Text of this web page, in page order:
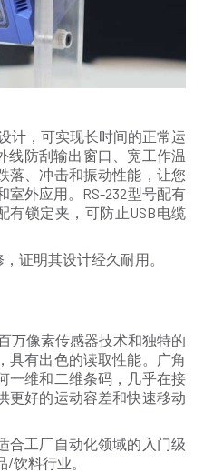
计，可实现长时间的正常运
线防刮输出窗口、宽工作温
落、冲击和振动性能，让您
室外应用。RS-232型号配有
有锁定夹，可防止USB电缆
证明其设计经久耐用。
万像素传感器技术和独特的
具有出色的读取性能。广角
一维和二维条码，几乎在接
更好的运动容差和快速移动
合工厂自动化领域的入门级
饮料行业。